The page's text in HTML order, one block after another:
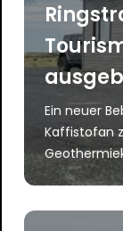
Ein neuer
Kaffistofan